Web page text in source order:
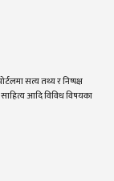
सत्य तथ्य र निष्पक्ष
आदि विविध विषयका